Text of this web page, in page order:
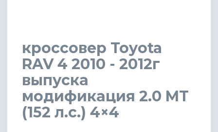
кроссовер Toyota
RAV 4 2010 - 2012г
выпуска
модификация 2.0 MT
(152 л.с.) 4×4